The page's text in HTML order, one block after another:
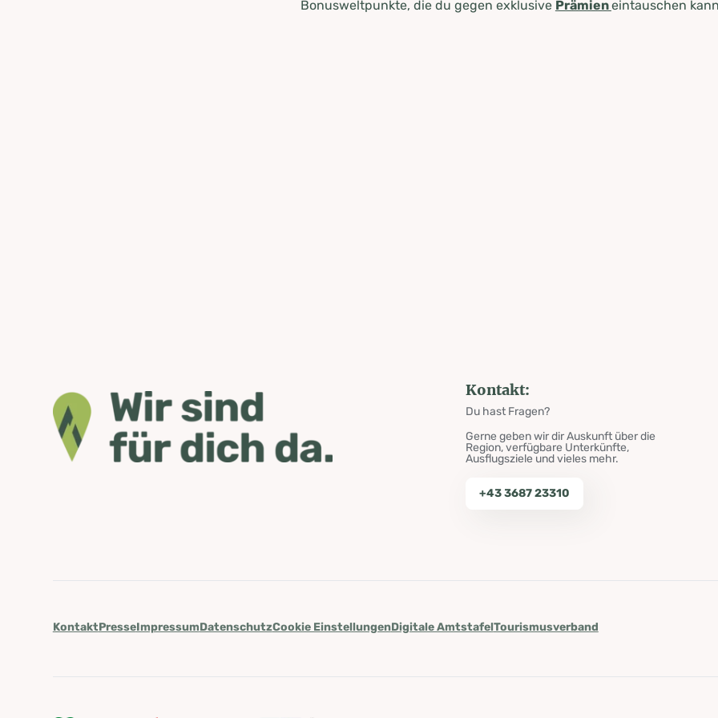
Bonusweltpunkte, die du gegen exklusive Prämieneintauschen
Kontakt:
Du hast Fragen?
Gerne geben wir dir Auskunft über die
Region, verfügbare Unterkünfte,
Ausflugsziele und vieles mehr.
+43 3687 23310
KontaktPresseImpressumDatenschutzCookie EinstellungenDigitale AmtstafelTourismusverband